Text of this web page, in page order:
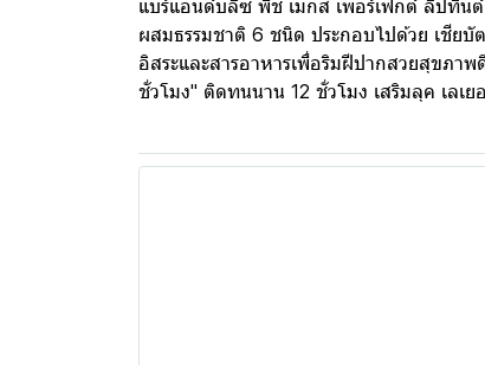
แบร์แอนด์บลิซ พีช เมกส์ เพอร์เฟกต์ ลิปทิน
ผสมธรรมชาติ 6 ชนิด ประกอบไปด้วย เชีย
อิสระและสารอาหารเพื่อริมฝีปากสวยสุขภา
ชั่วโมง" ติดทนนาน 12 ชั่วโมง เสริมลุค เล